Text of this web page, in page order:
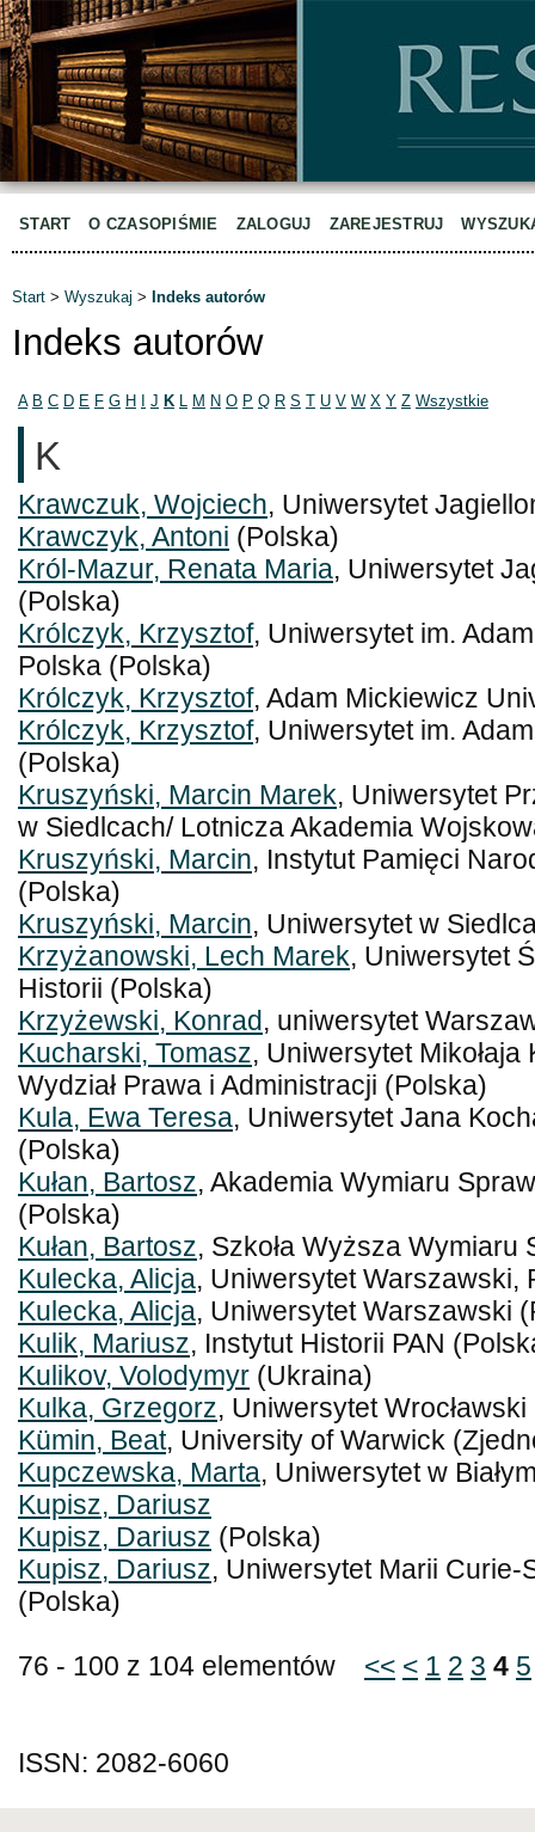
START O CZASOPIŚMIE ZALOGUJ ZAREJESTRUJ
Start > Wyszukaj > Indeks autorów
Indeks autorów
A B C D E F G H J K L M N O P Q R S T U V W X Y Z Wszystkie
K
Krawczuk, Wojciech, Uniwersytet
Krawczyk, Antoni (Polska)
Król-Mazur, Renata Maria, Uniwersytet
(Polska)
Królczyk, Krzysztof, Uniwersytet im.
Polska (Polska)
Królczyk, Krzysztof, Adam Mickiewicz
Królczyk, Krzysztof, Uniwersytet im.
(Polska)
Kruszyński, Marcin Marek, Uniwersytet
w Siedlcach/ Lotnicza Akademia
Kruszyński, Marcin, Instytut Pamięci
(Polska)
Kruszyński, Marcin, Uniwersytet w
Krzyżanowski, Lech Marek, Uniwersytet
Historii (Polska)
Krzyżewski, Konrad , uniwersytet
Kucharski, Tomasz, Uniwersytet
Wydział Prawa i Administracji (Polska)
Kula, Ewa Teresa, Uniwersytet Jana
(Polska)
Kułan, Bartosz, Akademia Wymiaru
(Polska)
Kułan, Bartosz, Szkoła Wyższa
Kulecka, Alicja, Uniwersytet Warszawski,
Kulecka, Alicja, Uniwersytet Warszawski
Kulik, Mariusz, Instytut Historii PAN
Kulikov, Volodymyr (Ukraina)
Kulka, Grzegorz, Uniwersytet
Kümin, Beat, University of Warwick
Kupczewska, Marta, Uniwersytet w
Kupisz, Dariusz
Kupisz, Dariusz (Polska)
Kupisz, Dariusz, Uniwersytet Marii Curie-
(Polska)
76 - 100 z 104 elementów << < 1 2 3 4 5
ISSN: 2082-6060